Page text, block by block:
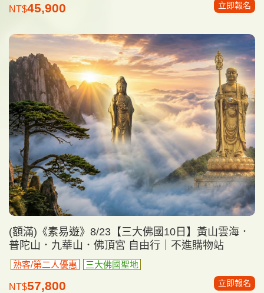
NT$45,900 立即報名
(額滿)《素易遊》8/23【三大佛國10日】黃山雲海．
普陀山．九華山．佛頂宮 自由行｜不進購物站
熟客/第二人優惠 三大佛國聖地
NT$57,800 立即報名